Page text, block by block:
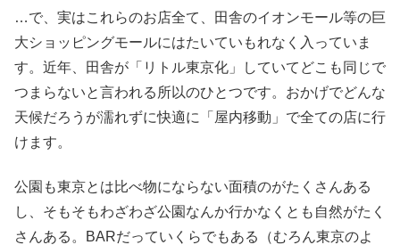
…で、実はこれらのお店全て、田舎のイオンモール等の巨
大ショッピングモールにはたいていもれなく入っていま
す。近年、田舎が「リトル東京化」していてどこも同じで
つまらないと言われる所以のひとつです。おかげでどんな
天候だろうが濡れずに快適に「屋内移動」で全ての店に行
けます。
公園も東京とは比べ物にならない面積のがたくさんある
し、そもそもわざわざ公園なんか行かなくとも自然がたく
さんある。BARだっていくらでもある（むろん東京のよ